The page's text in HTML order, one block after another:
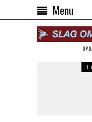
Menu